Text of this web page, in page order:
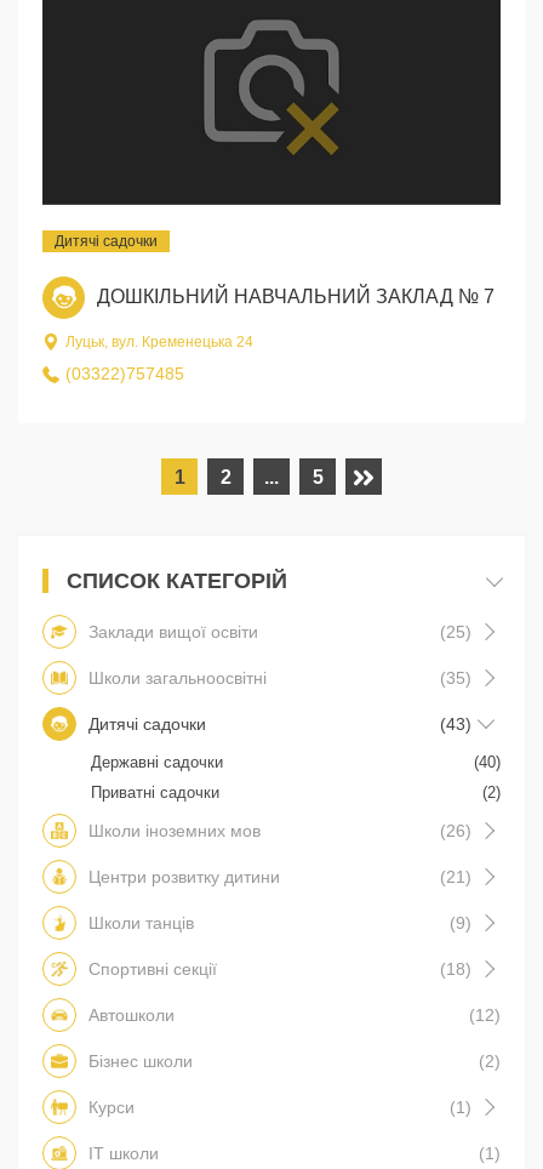
Дитячі садочки
ДОШКІЛЬНИЙ НАВЧАЛЬНИЙ ЗАКЛАД № 7
Луцьк, вул. Кременецька 24
(03322)757485
1 2 ... 5
СПИСОК КАТЕГОРІЙ
Заклади вищої освіти (25)
Школи загальноосвітні (35)
Дитячі садочки (43)
Державні садочки
(40)
Приватні садочки
(2)
Школи іноземних мов (26)
Центри розвитку дитини (21)
Школи танців (9)
Спортивні секції (18)
Автошколи (12)
Бізнес школи (2)
Курси (1)
IT школи (1)